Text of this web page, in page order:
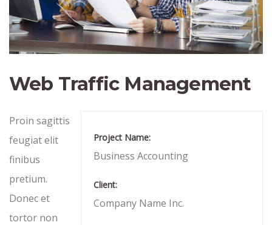
Web Traffic Management
Project Name:
Business Accounting
Client:
Company Name Inc.
Proin sagittis
feugiat elit
finibus
pretium.
Donec et
tortor non